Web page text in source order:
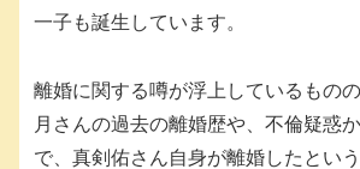
一子も誕生しています。
離婚に関する噂が浮上しているもの
月さんの過去の離婚歴や、不倫疑惑
で、真剣佑さん自身が離婚したとい